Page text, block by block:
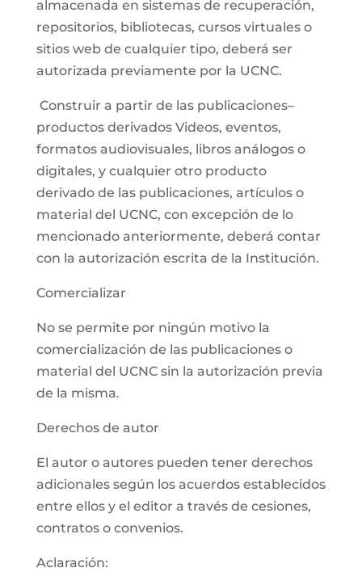
almacenada en sistemas de recuperación,
repositorios, bibliotecas, cursos virtuales o
sitios web de cualquier tipo, deberá ser
autorizada previamente por la UCNC.
Construir a partir de las publicaciones–
productos derivados Videos, eventos,
formatos audiovisuales, libros análogos o
digitales, y cualquier otro producto
derivado de las publicaciones, artículos o
material del UCNC, con excepción de lo
mencionado anteriormente, deberá contar
con la autorización escrita de la Institución.
Comercializar
No se permite por ningún motivo la
comercialización de las publicaciones o
material del UCNC sin la autorización previa
de la misma.
Derechos de autor
El autor o autores pueden tener derechos
adicionales según los acuerdos establecidos
entre ellos y el editor a través de cesiones,
contratos o convenios.
Aclaración: